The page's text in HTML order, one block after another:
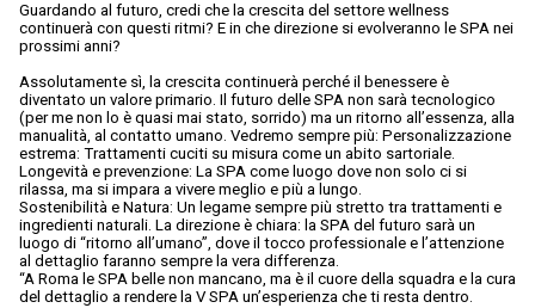
Guardando al futuro, credi che la crescita del settore wellness
continuerà con questi ritmi? E in che direzione si evolveranno le SPA nei
prossimi anni?
Assolutamente sì, la crescita continuerà perché il benessere è
diventato un valore primario. Il futuro delle SPA non sarà tecnologico
(per me non lo è quasi mai stato, sorrido) ma un ritorno all’essenza, alla
manualità, al contatto umano. Vedremo sempre più: Personalizzazione
estrema: Trattamenti cuciti su misura come un abito sartoriale.
Longevità e prevenzione: La SPA come luogo dove non solo ci si
rilassa, ma si impara a vivere meglio e più a lungo.
Sostenibilità e Natura: Un legame sempre più stretto tra trattamenti e
ingredienti naturali. La direzione è chiara: la SPA del futuro sarà un
luogo di “ritorno all’umano”, dove il tocco professionale e l’attenzione
al dettaglio faranno sempre la vera differenza.
“A Roma le SPA belle non mancano, ma è il cuore della squadra e la cura
del dettaglio a rendere la V SPA un’esperienza che ti resta dentro.